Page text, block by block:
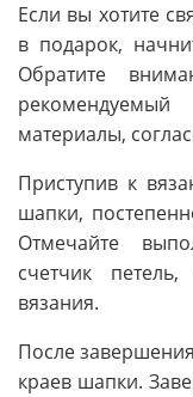
Если вы хотите
в подарок,
Обратите
материалы,
Приступив к
шапки,
Отмечайте
счетчик
вязания.
После
краев шапки.